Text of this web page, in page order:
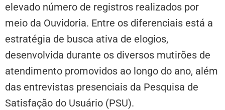
elevado número de registros realizados por
meio da Ouvidoria. Entre os diferenciais está a
estratégia de busca ativa de elogios,
desenvolvida durante os diversos mutirões de
atendimento promovidos ao longo do ano, além
das entrevistas presenciais da Pesquisa de
Satisfação do Usuário (PSU).